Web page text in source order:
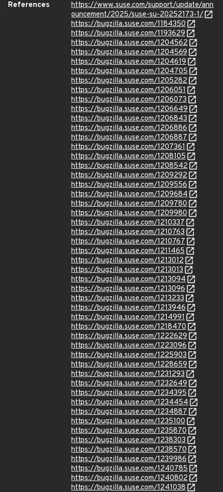
References
https://www.suse.com/support/update/ann
ouncement/2025/suse-su-20252173-1/
https://bugzilla.suse.com/1184350
https://bugzilla.suse.com/1193629
https://bugzilla.suse.com/1204562
https://bugzilla.suse.com/1204569
https://bugzilla.suse.com/1204619
https://bugzilla.suse.com/1204705
https://bugzilla.suse.com/1205282
https://bugzilla.suse.com/1206051
https://bugzilla.suse.com/1206073
https://bugzilla.suse.com/1206649
https://bugzilla.suse.com/1206843
https://bugzilla.suse.com/1206886
https://bugzilla.suse.com/1206887
https://bugzilla.suse.com/1207361
https://bugzilla.suse.com/1208105
https://bugzilla.suse.com/1208542
https://bugzilla.suse.com/1209292
https://bugzilla.suse.com/1209556
https://bugzilla.suse.com/1209684
https://bugzilla.suse.com/1209780
https://bugzilla.suse.com/1209980
https://bugzilla.suse.com/1210337
https://bugzilla.suse.com/1210763
https://bugzilla.suse.com/1210767
https://bugzilla.suse.com/1211465
https://bugzilla.suse.com/1213012
https://bugzilla.suse.com/1213013
https://bugzilla.suse.com/1213094
https://bugzilla.suse.com/1213096
https://bugzilla.suse.com/1213233
https://bugzilla.suse.com/1213946
https://bugzilla.suse.com/1214991
https://bugzilla.suse.com/1218470
https://bugzilla.suse.com/1222629
https://bugzilla.suse.com/1223096
https://bugzilla.suse.com/1225903
https://bugzilla.suse.com/1228659
https://bugzilla.suse.com/1231293
https://bugzilla.suse.com/1232649
https://bugzilla.suse.com/1234395
https://bugzilla.suse.com/1234454
https://bugzilla.suse.com/1234887
https://bugzilla.suse.com/1235100
https://bugzilla.suse.com/1235870
https://bugzilla.suse.com/1238303
https://bugzilla.suse.com/1238570
https://bugzilla.suse.com/1239986
https://bugzilla.suse.com/1240785
https://bugzilla.suse.com/1240802
https://bugzilla.suse.com/1241038